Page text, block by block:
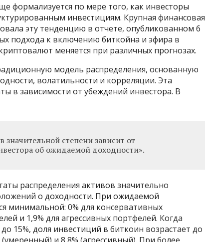
формализуется по мере того, как инвесторы
инвестициям. Крупная финансовая
эту тенденцию в отчете, опубликованном 6
подхода к включению биткойна и эфира в
меняется при различных прогнозах.
модель распределения, основанную
волатильности и корреляции. Эта
в зависимости от убеждений инвестора. В
значительной степени зависит от
об ожидаемой доходности».
распределения активов значительно
о доходности. При ожидаемой
минимальной: 0% для консервативных
и 1,9% для агрессивных портфелей. Когда
15%, доля инвестиций в биткоин возрастает до